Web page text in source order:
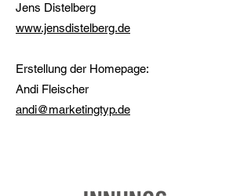
Jens Distelberg
www.jensdistelberg.de
Erstellung der Homepage:
Andi Fleischer
andi@marketingtyp.de